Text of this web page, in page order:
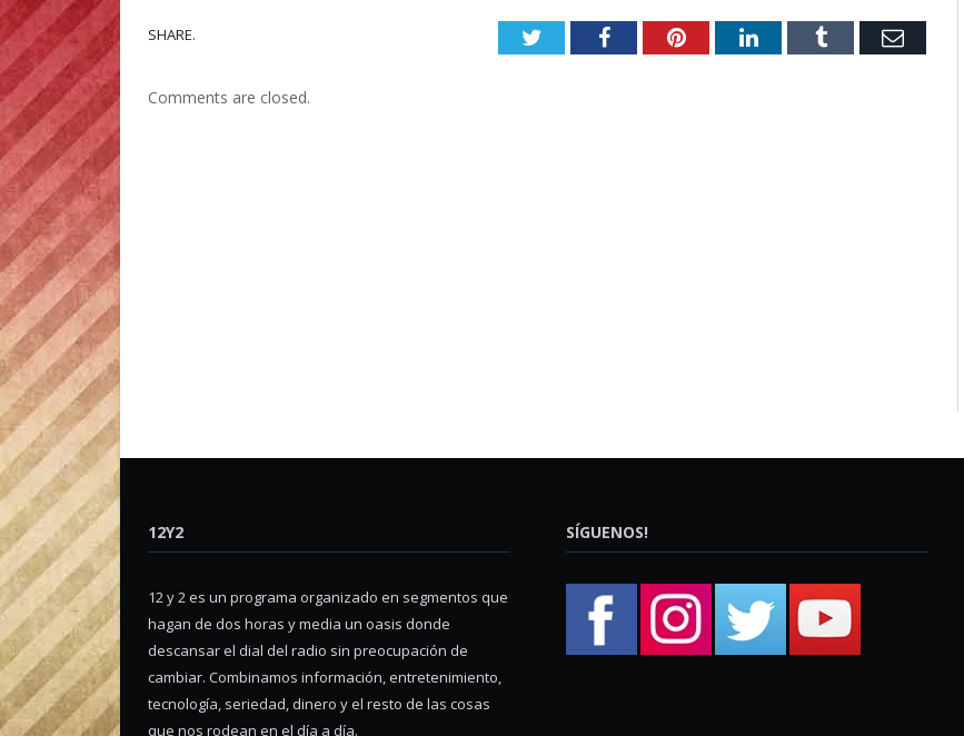
SHARE. TwitterFacebookPinterestLinkedInTumblr Email
Comments are closed.
12Y2
12 y 2 es un programa organizado en segmentos que
hagan de dos horas y media un oasis donde
descansar el dial del radio sin preocupación de
cambiar. Combinamos información, entretenimiento,
tecnología, seriedad, dinero y el resto de las cosas
que nos rodean en el día a día.
SÍGUENOS!